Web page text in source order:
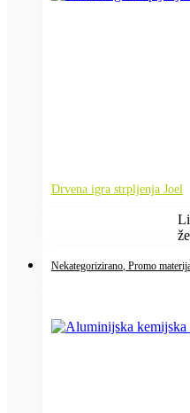
Drvena igra strpljenja Joel
Nekategorizirano , Promo